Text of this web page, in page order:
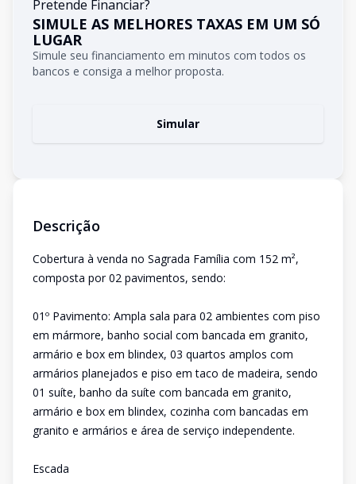
Pretende Financiar?
SIMULE AS MELHORES TAXAS EM UM SÓ
LUGAR
Simule seu financiamento em minutos com todos os
bancos e consiga a melhor proposta.
Simular
Descrição
Cobertura à venda no Sagrada Família com 152 m²,
composta por 02 pavimentos, sendo:
01º Pavimento: Ampla sala para 02 ambientes com piso
em mármore, banho social com bancada em granito,
armário e box em blindex, 03 quartos amplos com
armários planejados e piso em taco de madeira, sendo
01 suíte, banho da suíte com bancada em granito,
armário e box em blindex, cozinha com bancadas em
granito e armários e área de serviço independente.
Escada